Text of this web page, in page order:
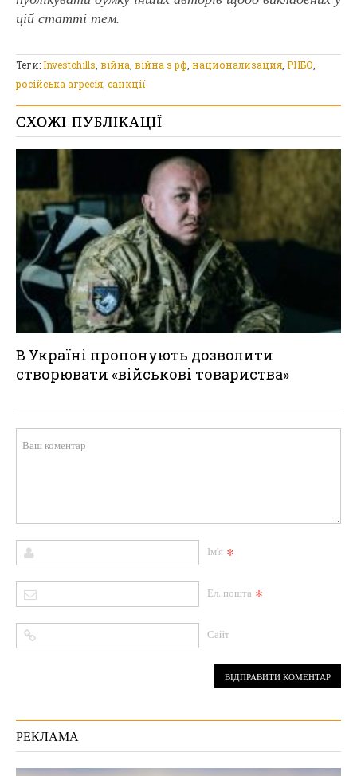
цій статті тем.
Теги:Investohills війна війна з рф национализация РНБО
російська агресія санкції
СХОЖІ ПУБЛІКАЦІЇ
В Україні пропонують дозволити
створювати «військові товариства»
Ім'я *
Ел. пошта *
Сайт
РЕКЛАМА